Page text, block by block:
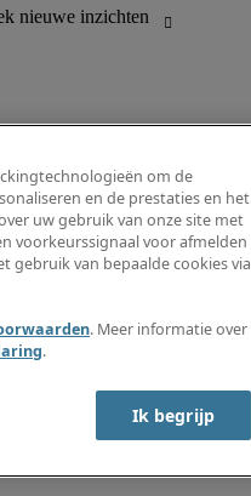
aan
om de
en de prestaties en het
uw gebruik van onze site met
voorkeurssignaal voor afmelden
gebruik van bepaalde cookies via
. Meer informatie over
.
Ik begrijp